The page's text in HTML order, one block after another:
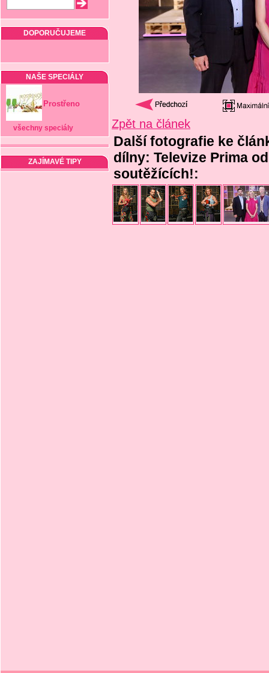
DOPORUČUJEME
NAŠE SPECIÁLY
Prostřeno
všechny speciály
ZAJÍMAVÉ TIPY
Zpět na článek
Další fotografie ke
dílny: Televize Prima
soutěžících!: